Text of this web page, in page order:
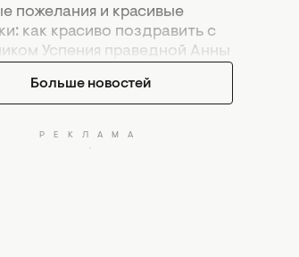
пожелания и красивые
как красиво поздравить с
Успения праведной Анны
Больше новостей